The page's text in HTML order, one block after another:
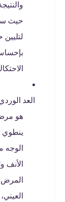
حيث
العد
هو
ينطوي
الأنف
المرض